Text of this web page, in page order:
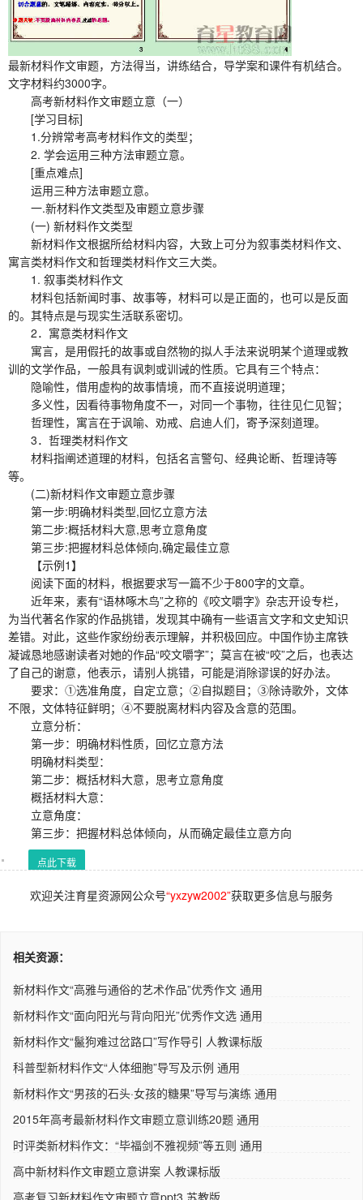
最新材料作文审题，方法得当，讲练结合，导学案和课件有机结合。
文字材料约3000字。
高考新材料作文审题立意（一）
[学习目标]
1.分辨常考高考材料作文的类型；
2. 学会运用三种方法审题立意。
[重点难点]
运用三种方法审题立意。
一.新材料作文类型及审题立意步骤
(一) 新材料作文类型
新材料作文根据所给材料内容，大致上可分为叙事类材料作文、
寓言类材料作文和哲理类材料作文三大类。
1. 叙事类材料作文
材料包括新闻时事、故事等，材料可以是正面的，也可以是反面
的。其特点是与现实生活联系密切。
2．寓意类材料作文
寓言，是用假托的故事或自然物的拟人手法来说明某个道理或教
训的文学作品，一般具有讽刺或训诫的性质。它具有三个特点：
隐喻性，借用虚构的故事情境，而不直接说明道理；
多义性，因看待事物角度不一，对同一个事物，往往见仁见智；
哲理性，寓言在于讽喻、劝戒、启迪人们，寄予深刻道理。
3．哲理类材料作文
材料指阐述道理的材料，包括名言警句、经典论断、哲理诗等
等。
(二)新材料作文审题立意步骤
第一步:明确材料类型,回忆立意方法
第二步:概括材料大意,思考立意角度
第三步:把握材料总体倾向,确定最佳立意
【示例1】
阅读下面的材料，根据要求写一篇不少于800字的文章。
近年来，素有“语林啄木鸟”之称的《咬文嚼字》杂志开设专栏，
为当代著名作家的作品挑错，发现其中确有一些语言文字和文史知识
差错。对此，这些作家纷纷表示理解，并积极回应。中国作协主席铁
凝诚恳地感谢读者对她的作品“咬文嚼字”；莫言在被“咬”之后，也表达
了自己的谢意，他表示，请别人挑错，可能是消除谬误的好办法。
要求：①选准角度，自定立意；②自拟题目；③除诗歌外，文体
不限，文体特征鲜明；④不要脱离材料内容及含意的范围。
立意分析：
第一步：明确材料性质，回忆立意方法
明确材料类型：
第二步：概括材料大意，思考立意角度
概括材料大意：
立意角度：
第三步：把握材料总体倾向，从而确定最佳立意方向
点此下载
欢迎关注育星资源网公众号“yxzyw2002”获取更多信息与服务
相关资源：
新材料作文“高雅与通俗的艺术作品”优秀作文 通用
新材料作文“面向阳光与背向阳光”优秀作文选 通用
新材料作文“鬣狗难过岔路口”写作导引 人教课标版
科普型新材料作文“人体细胞”导写及示例 通用
新材料作文“男孩的石头·女孩的糖果”导写与演练 通用
2015年高考最新材料作文审题立意训练20题 通用
时评类新材料作文：“毕福剑不雅视频”等五则 通用
高中新材料作文审题立意讲案 人教课标版